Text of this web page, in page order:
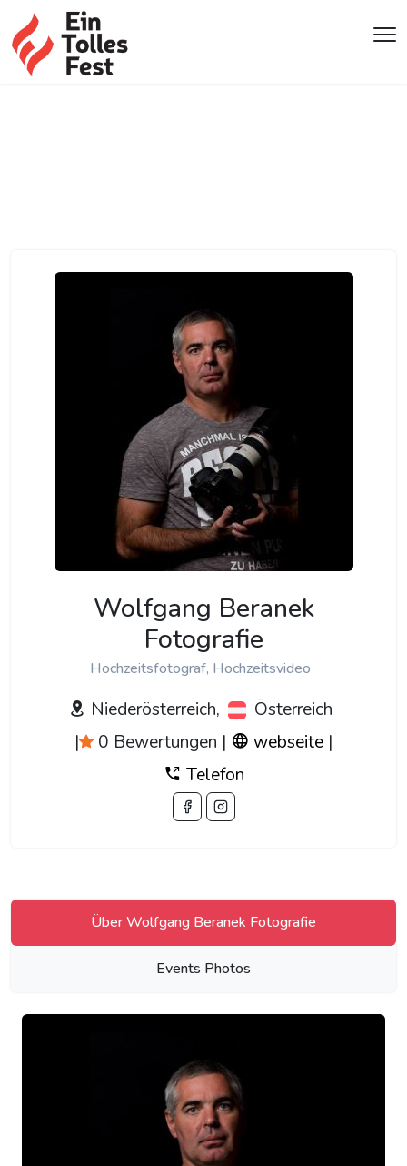
Wolfgang Beranek
Fotografie
Hochzeitsfotograf, Hochzeitsvideo
Niederösterreich,
Österreich
|
0 Bewertungen | webseite |
Telefon
Über Wolfgang Beranek Fotografie
Events Photos